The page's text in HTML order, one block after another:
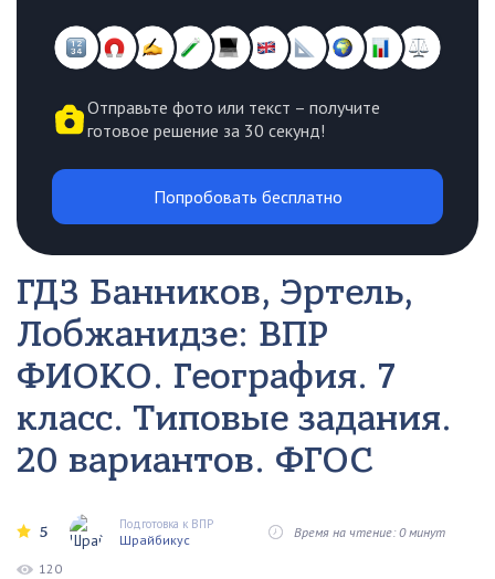
Отправьте фото или текст – получите
готовое решение за 30 секунд!
Попробовать бесплатно
ГДЗ Банников, Эртель,
Лобжанидзе: ВПР
ФИОКО. География. 7
класс. Типовые задания.
20 вариантов. ФГОС
5 Подготовка к ВПР
Шрайбикус Время на чтение: 0 минут
120